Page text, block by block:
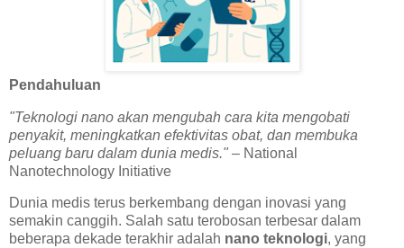
Pendahuluan
"Teknologi nano akan mengubah cara kita mengobati
penyakit, meningkatkan efektivitas obat, dan membuka
peluang baru dalam dunia medis." – National
Nanotechnology Initiative
Dunia medis terus berkembang dengan inovasi yang
semakin canggih. Salah satu terobosan terbesar dalam
beberapa dekade terakhir adalah nano teknologi, yang